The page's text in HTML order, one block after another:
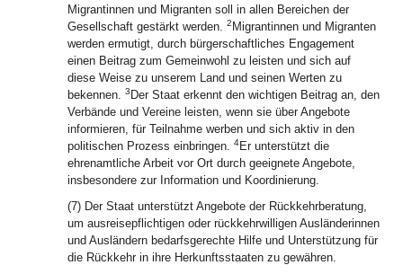
Migrantinnen und Migranten soll in allen Bereichen der
Gesellschaft gestärkt werden. 2 Migrantinnen und Migranten
werden ermutigt, durch bürgerschaftliches Engagement
einen Beitrag zum Gemeinwohl zu leisten und sich auf
diese Weise zu unserem Land und seinen Werten zu
bekennen. 3 Der Staat erkennt den wichtigen Beitrag an, den
Verbände und Vereine leisten, wenn sie über Angebote
informieren, für Teilnahme werben und sich aktiv in den
politischen Prozess einbringen. 4Er unterstützt die
ehrenamtliche Arbeit vor Ort durch geeignete Angebote,
insbesondere zur Information und Koordinierung.
(7) Der Staat unterstützt Angebote der Rückkehrberatung,
um ausreisepflichtigen oder rückkehrwilligen Ausländerinnen
und Ausländern bedarfsgerechte Hilfe und Unterstützung für
die Rückkehr in ihre Herkunftsstaaten zu gewähren.